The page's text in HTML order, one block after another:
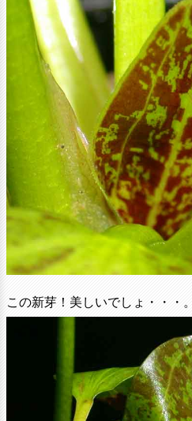
この新芽！美しいでしょ・・・。